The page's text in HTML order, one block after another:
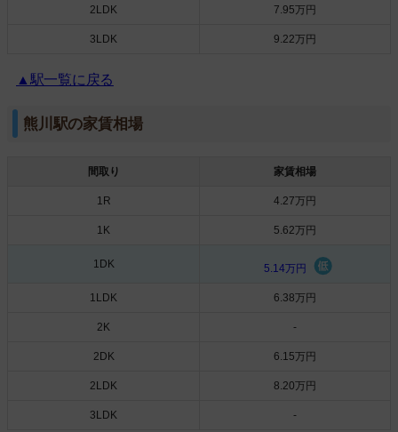
2LDK 7.95万円
3LDK 9.22万円
▲駅一覧に戻る
熊川駅の家賃相場
間取り 家賃相場
1R 4.27万円
1K 5.62万円
1DK 5.14万円
1LDK 6.38万円
2K -
2DK 6.15万円
2LDK 8.20万円
3LDK -